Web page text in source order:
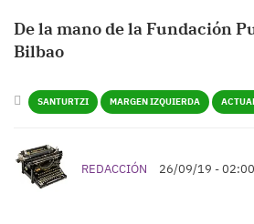
De la mano de la Fundación
Bilbao
SANTURTZI MARGEN IZQUIERDA
REDACCIÓN 26/09/19 - 02:00